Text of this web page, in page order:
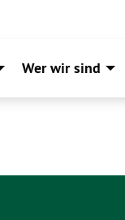
Wer wir sind